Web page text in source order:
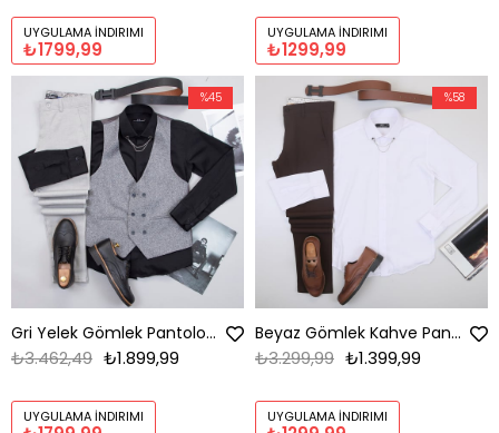
UYGULAMA İNDIRIMI
₺1799,99
UYGULAMA İNDIRIMI
₺1299,99
Gri Yelek Gömlek Pantolon Ayakkabı Kombin
₺1.899,99
₺3.462,49
UYGULAMA İNDIRIMI
%45
Beyaz Gömlek Kahve Pantolon Ayakkabı Kombin
₺1.399,99
₺3.299,99
UYGULAMA İNDIRIMI
%58